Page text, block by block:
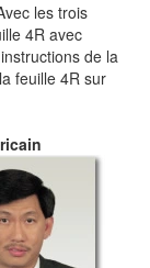
les trois
4R avec
de la
feuille 4R sur